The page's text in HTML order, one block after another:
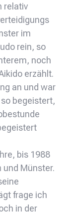
relativ
im
rein, so
noch
erzählt.
an und war
begeistert,
bis 1988
und Münster.
frage ich
in der